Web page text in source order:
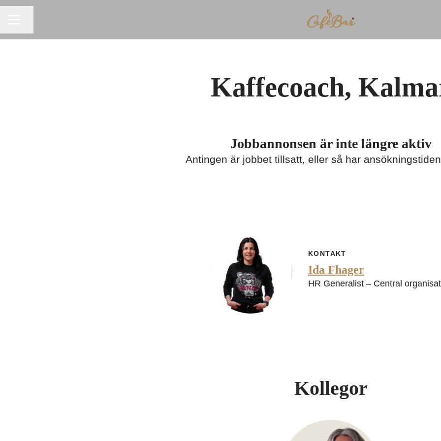
Kaffecoach,
Jobbannonsen är inte längre aktiv
Antingen är jobbet tillsatt, eller så har
KONTAKT
Ida Fhager
HR Generalist – Central
Kollegor